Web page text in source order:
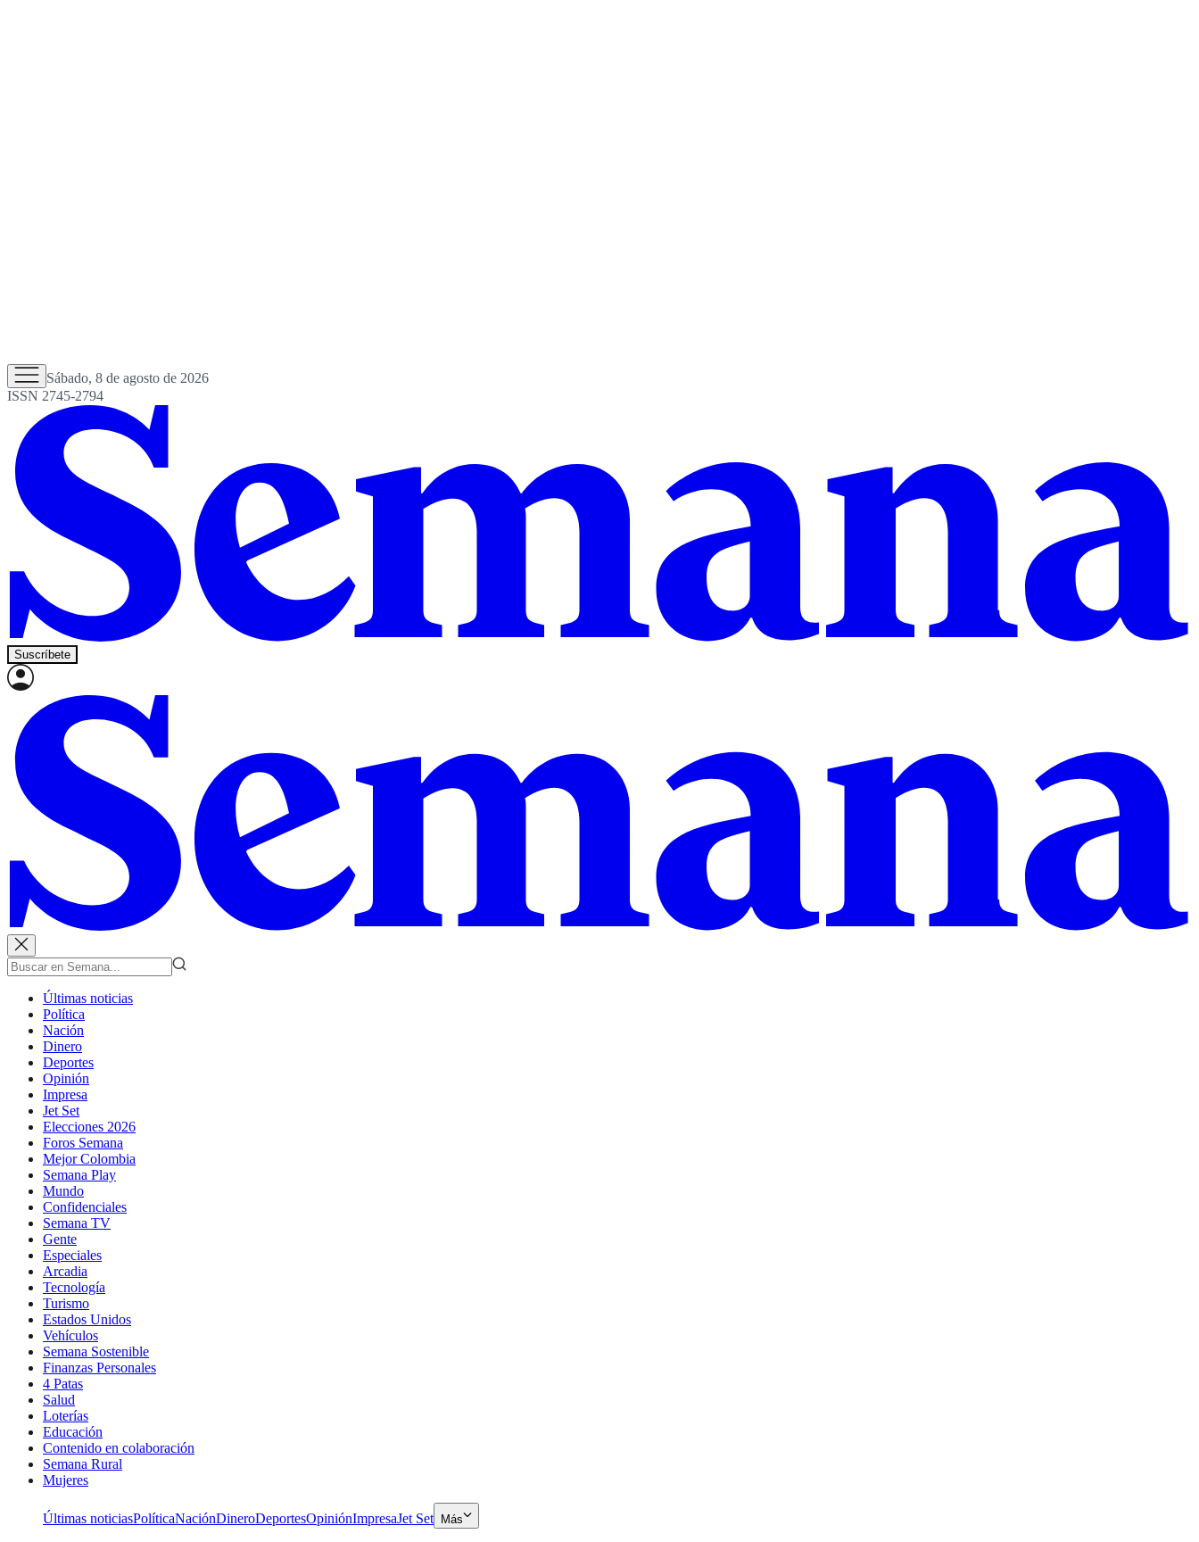
Sábado, 8 de agosto de 2026
ISSN 2745-2794
Suscríbete
Últimas noticias
Política
Nación
Dinero
Deportes
Opinión
Impresa
Jet Set
Elecciones 2026
Foros Semana
Mejor Colombia
Semana Play
Mundo
Confidenciales
Semana TV
Gente
Especiales
Arcadia
Tecnología
Turismo
Estados Unidos
Vehículos
Semana Sostenible
Finanzas Personales
4 Patas
Salud
Loterías
Educación
Contenido en colaboración
Semana Rural
Mujeres
Últimas noticiasPolíticaNaciónDineroDeportesOpiniónImpresaJet Set Más